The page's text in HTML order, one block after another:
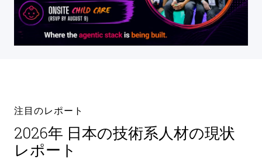
注目のレポート
2026年 日本の技術系人材の現状
レポート